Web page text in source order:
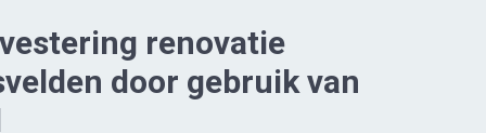
renovatie
door gebruik van